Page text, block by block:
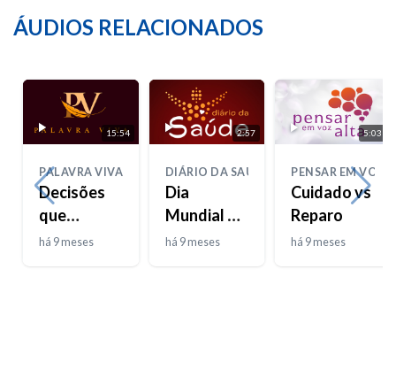
ÁUDIOS RELACIONADOS
15:54
PALAVRA VIVA
Decisões
que
moldam
há 9 meses
2:57
DIÁRIO DA SAÚDE
Dia
Mundial da
Bondade
há 9 meses
5:03
PENSAR EM VOZ
Cuidado vs
Reparo
há 9 meses